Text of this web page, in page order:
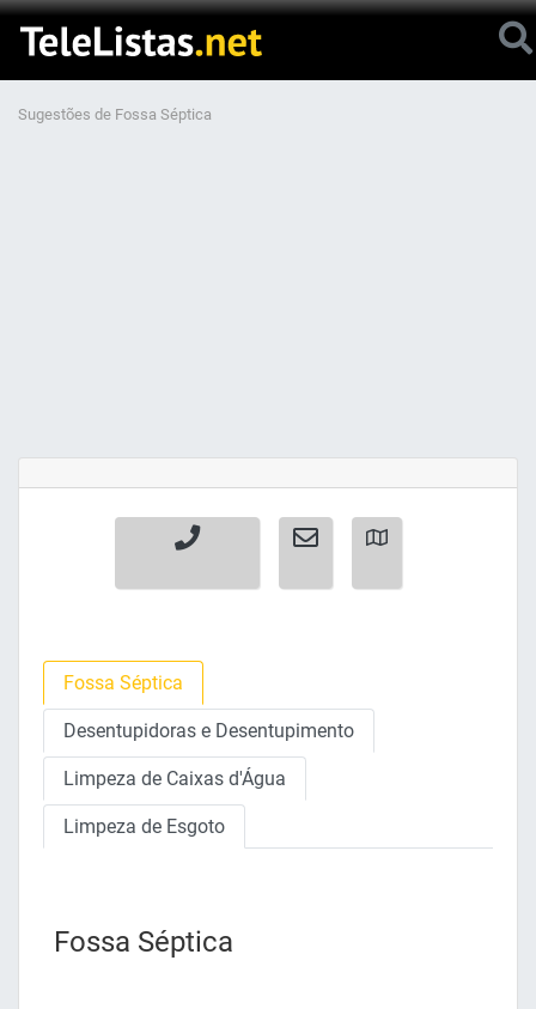
Sugestões de Fossa Séptica
Fossa Séptica
Desentupidoras e Desentupimento
Limpeza de Caixas d'Água
Limpeza de Esgoto
Fossa Séptica